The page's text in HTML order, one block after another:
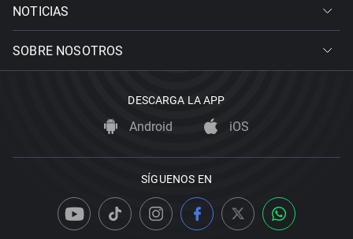
NOTICIAS
SOBRE NOSOTROS
DESCARGA LA APP
Android iOS
SÍGUENOS EN